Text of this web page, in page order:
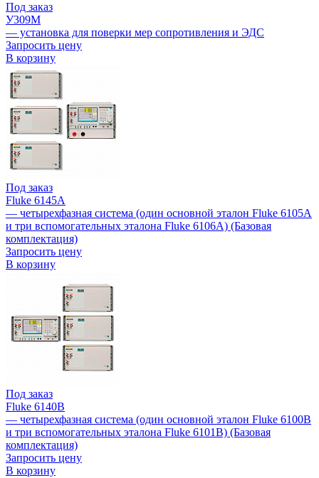
Под заказ
У309М
— установка для поверки мер сопротивления и ЭДС
Запросить цену
В корзину
Под заказ
Fluke 6145A
— четырехфазная система (один основной эталон Fluke 6105A
и три вспомогательных эталона Fluke 6106A) (Базовая
комплектация)
Запросить цену
В корзину
Под заказ
Fluke 6140B
— четырехфазная система (один основной эталон Fluke 6100B
и три вспомогательных эталона Fluke 6101B) (Базовая
комплектация)
Запросить цену
В корзину